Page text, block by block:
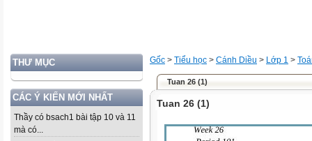
THƯ MỤC
CÁC Ý KIẾN MỚI NHẤT
Thầy có bsach1 bài tập 10 và 11
mà có...
Gốc > Tiểu học > Cánh Diều > Lớp 1 >
Tuan 26 (1)
Tuan 26 (1)